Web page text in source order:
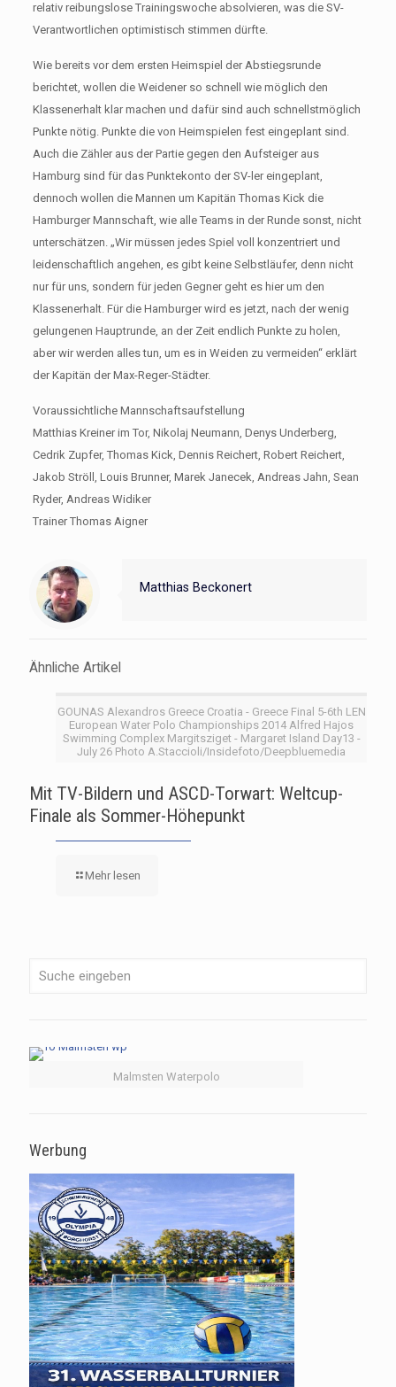
relativ reibungslose Trainingswoche absolvieren, was die SV-
Verantwortlichen optimistisch stimmen dürfte.
Wie bereits vor dem ersten Heimspiel der Abstiegsrunde
berichtet, wollen die Weidener so schnell wie möglich den
Klassenerhalt klar machen und dafür sind auch schnellstmöglich
Punkte nötig. Punkte die von Heimspielen fest eingeplant sind.
Auch die Zähler aus der Partie gegen den Aufsteiger aus
Hamburg sind für das Punktekonto der SV-ler eingeplant,
dennoch wollen die Mannen um Kapitän Thomas Kick die
Hamburger Mannschaft, wie alle Teams in der Runde sonst, nicht
unterschätzen. „Wir müssen jedes Spiel voll konzentriert und
leidenschaftlich angehen, es gibt keine Selbstläufer, denn nicht
nur für uns, sondern für jeden Gegner geht es hier um den
Klassenerhalt. Für die Hamburger wird es jetzt, nach der wenig
gelungenen Hauptrunde, an der Zeit endlich Punkte zu holen,
aber wir werden alles tun, um es in Weiden zu vermeiden“ erklärt
der Kapitän der Max-Reger-Städter.
Voraussichtliche Mannschaftsaufstellung
Matthias Kreiner im Tor, Nikolaj Neumann, Denys Underberg,
Cedrik Zupfer, Thomas Kick, Dennis Reichert, Robert Reichert,
Jakob Ströll, Louis Brunner, Marek Janecek, Andreas Jahn, Sean
Ryder, Andreas Widiker
Trainer Thomas Aigner
Matthias Beckonert
Ähnliche Artikel
GOUNAS Alexandros Greece Croatia - Greece Final 5-6th LEN
European Water Polo Championships 2014 Alfred Hajos
Swimming Complex Margitsziget - Margaret Island Day13 -
July 26 Photo A.Staccioli/Insidefoto/Deepbluemedia
Mit TV-Bildern und ASCD-Torwart: Weltcup-
Finale als Sommer-Höhepunkt
Mehr lesen
Malmsten Waterpolo
Werbung